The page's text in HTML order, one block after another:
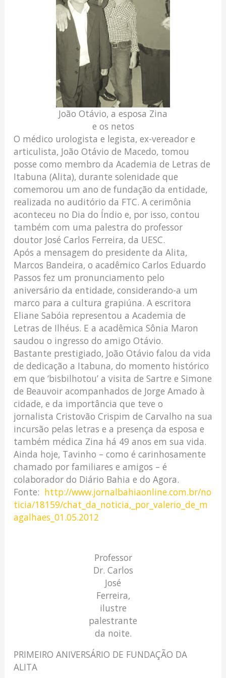
João Otávio, a esposa Zina
e os netos
O médico urologista e legista, ex-vereador e
articulista, João Otávio de Macedo, tomou
posse como membro da Academia de Letras de
Itabuna (Alita), durante solenidade que
comemorou um ano de fundação da entidade,
realizada no auditório da FTC. A cerimônia
aconteceu no Dia do Índio e, por isso, contou
também com uma palestra do professor
doutor José Carlos Ferreira, da UESC.
Após a mensagem do presidente da Alita,
Marcos Bandeira, o acadêmico Carlos Eduardo
Passos fez um pronunciamento pelo
aniversário da entidade, considerando-a um
marco para a cultura grapiúna. A escritora
Eliane Sabóia representou a Academia de
Letras de Ilhéus. E a acadêmica Sônia Maron
saudou o ingresso do amigo Otávio.
Bastante prestigiado, João Otávio falou da vida
de dedicação a Itabuna, do momento histórico
em que ‘bisbilhotou’ a visita de Sartre e Simone
de Beauvoir acompanhados de Jorge Amado à
cidade, e da importância que teve o
jornalista Cristovão Crispim de Carvalho na sua
incursão pelas letras e a presença da esposa e
também médica Zina há 49 anos em sua vida.
Ainda hoje, Tavinho – como é carinhosamente
chamado por familiares e amigos – é
colaborador do Diário Bahia e do Agora.
Fonte: http://www.jornalbahiaonline.com.br/no
ticia/18159/chat_da_noticia,_por_valerio_de_m
agalhaes_01.05.2012
Professor
Dr. Carlos
José
Ferreira,
ilustre
palestrante
da noite.
PRIMEIRO ANIVERSÁRIO DE FUNDAÇÃO DA
ALITA